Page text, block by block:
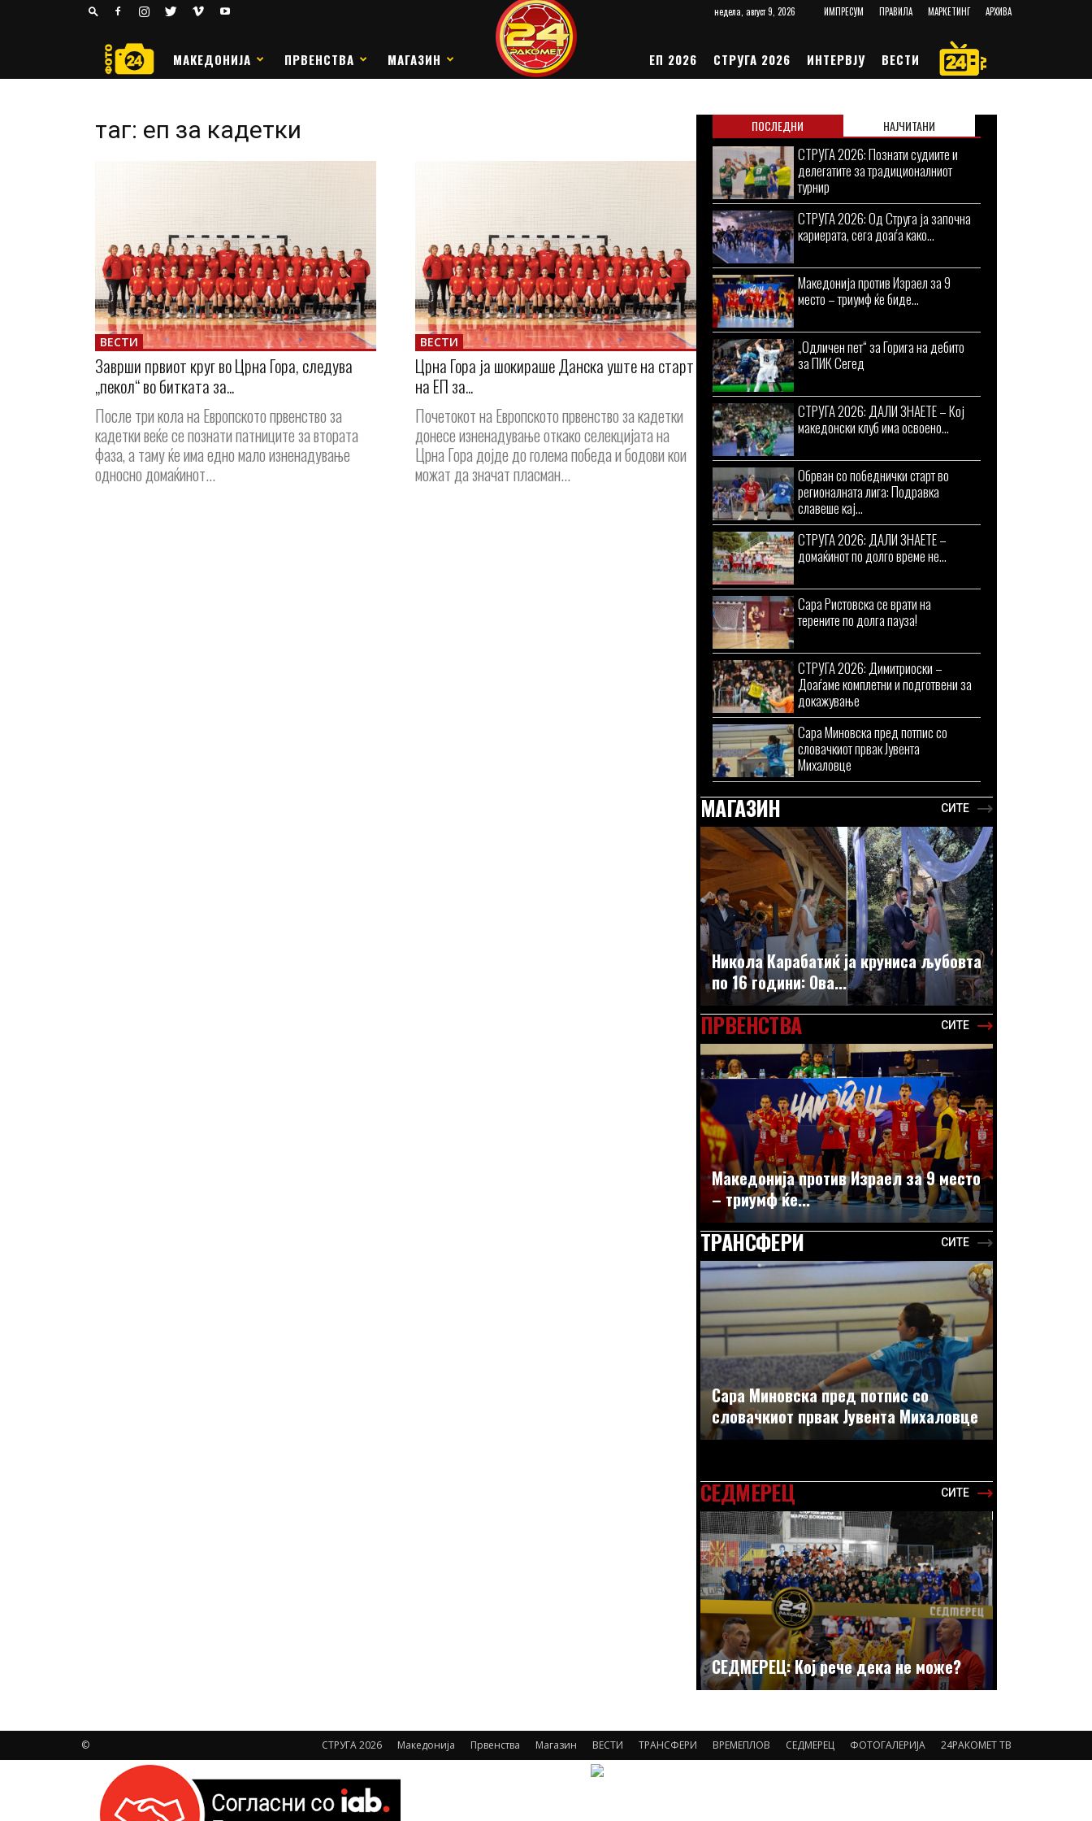
недела, август 9, 2026 ИМПРЕСУМ ПРАВИЛА МАРКЕТИНГ АРХИВА
РАКОМЕТ
МАКЕДОНИЈА ПРВЕНСТВА МАГАЗИН ЕП 2026 СТРУГА 2026 ИНТЕРВЈУ ВЕСТИ
таг: еп за кадетки
ВЕСТИ
Заврши првиот круг во Црна Гора, следува
„пекол“ во битката за...
После три кола на Европското првенство за
кадетки веќе се познати патниците за втората
фаза, а таму ќе има едно мало изненадување
односно домаќинот...
ВЕСТИ
Црна Гора ја шокираше Данска уште на старт
на ЕП за...
Почетокот на Европското првенство за кадетки
донесе изненадување откако селекцијата на
Црна Гора дојде до голема победа и бодови кои
можат да значат пласман...
ПОСЛЕДНИ НАЈЧИТАНИ
СТРУГА 2026: Познати судиите и
делегатите за традиционалниот
турнир
СТРУГА 2026: Од Струга ја започна
кариерата, сега доаѓа како...
Македонија против Израел за 9
место – триумф ќе биде...
„Одличен пет“ за Горига на дебито
за ПИК Сегед
СТРУГА 2026: ДАЛИ ЗНАЕТЕ – Кој
македонски клуб има освоено...
Обрван со победнички старт во
регионалната лига: Подравка
славеше кај...
СТРУГА 2026: ДАЛИ ЗНАЕТЕ –
домаќинот по долго време не...
Сара Ристовска се врати на
терените по долга пауза!
СТРУГА 2026: Димитриоски –
Доаѓаме комплетни и подготвени за
докажување
Сара Миновска пред потпис со
словачкиот првак Јувента
Михаловце
МАГАЗИН СИТЕ
Никола Карабатиќ ја круниса љубовта
по 16 години: Ова...
ПРВЕНСТВА СИТЕ
Македонија против Израел за 9 место
– триумф ќе...
ТРАНСФЕРИ СИТЕ
Сара Миновска пред потпис со
словачкиот првак Јувента Михаловце
СЕДМЕРЕЦ СИТЕ
СЕДМЕРЕЦ: Кој рече дека не може?
СТРУГА 2026 Македонија Првенства Магазин ВЕСТИ ТРАНСФЕРИ ВРЕМЕПЛОВ СЕДМЕРЕЦ ФОТОГАЛЕРИЈА 24РАКОМЕТ ТВ
©